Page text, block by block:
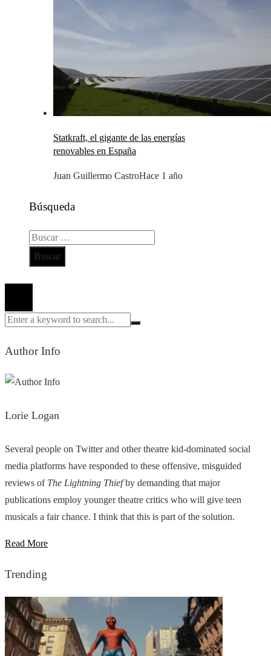
Statkraft, el gigante de las energías
renovables en España
Juan Guillermo CastroHace 1 año
Búsqueda
Buscar:
Author Info
Lorie Logan
Several people on Twitter and other theatre kid-dominated social
media platforms have responded to these offensive, misguided
reviews of The Lightning Thiefby demanding that major
publications employ younger theatre critics who will give teen
musicals a fair chance. I think that this is part of the solution.
Read More
Trending